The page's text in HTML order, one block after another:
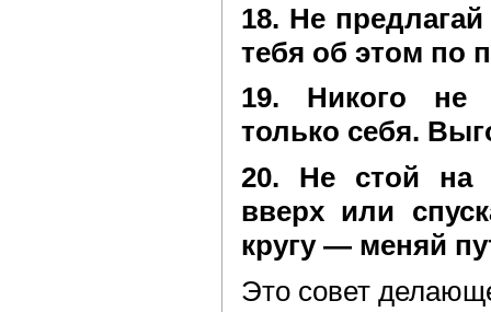
18. Не
тебя об этом по
19. Никого не
только себя.
20. Не стой на
вверх или
кругу — меняй
Это совет